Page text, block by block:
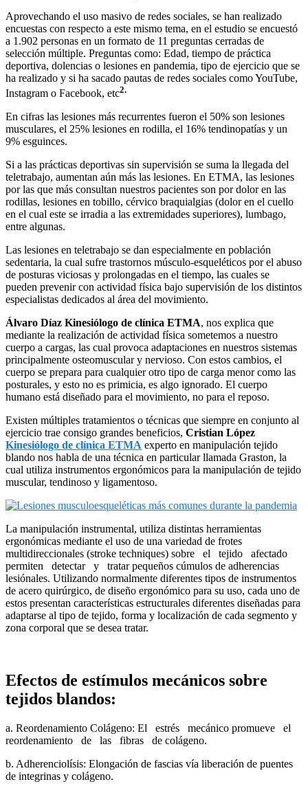
Aprovechando el uso masivo de redes sociales, se han realizado
encuestas con respecto a este mismo tema, en el estudio se encuestó
a 1.902 personas en un formato de 11 preguntas cerradas de
selección múltiple. Preguntas como: Edad, tiempo de práctica
deportiva, dolencias o lesiones en pandemia, tipo de ejercicio que se
ha realizado y si ha sacado pautas de redes sociales como YouTube,
Instagram o Facebook, etc2.
En cifras las lesiones más recurrentes fueron el 50% son lesiones
musculares, el 25% lesiones en rodilla, el 16% tendinopatías y un
9% esguinces.
Si a las prácticas deportivas sin supervisión se suma la llegada del
teletrabajo, aumentan aún más las lesiones. En ETMA, las lesiones
por las que más consultan nuestros pacientes son por dolor en las
rodillas, lesiones en tobillo, cérvico braquialgias (dolor en el cuello
en el cual este se irradia a las extremidades superiores), lumbago,
entre algunas.
Las lesiones en teletrabajo se dan especialmente en población
sedentaria, la cual sufre trastornos músculo-esqueléticos por el abuso
de posturas viciosas y prolongadas en el tiempo, las cuales se
pueden prevenir con actividad física bajo supervisión de los distintos
especialistas dedicados al área del movimiento.
Álvaro Díaz Kinesiólogo de clínica ETMA, nos explica que
mediante la realización de actividad física sometemos a nuestro
cuerpo a cargas, las cual provoca adaptaciones en nuestros sistemas
principalmente osteomuscular y nervioso. Con estos cambios, el
cuerpo se prepara para cualquier otro tipo de carga menor como las
posturales, y esto no es primicia, es algo ignorado. El cuerpo
humano está diseñado para el movimiento, no para el reposo.
Existen múltiples tratamientos o técnicas que siempre en conjunto al
ejercicio trae consigo grandes beneficios, Cristian López
Kinesiólogo de clínica ETMA experto en manipulación tejido
blando nos habla de una técnica en particular llamada Graston, la
cual utiliza instrumentos ergonómicos para la manipulación de tejido
muscular, tendinoso y ligamentoso.
La manipulación instrumental, utiliza distintas herramientas
ergonómicas mediante el uso de una variedad de frotes
multidireccionales (stroke techniques) sobre el tejido afectado
permiten detectar y tratar pequeños cúmulos de adherencias
lesiónales. Utilizando normalmente diferentes tipos de instrumentos
de acero quirúrgico, de diseño ergonómico para su uso, cada uno de
estos presentan características estructurales diferentes diseñadas para
adaptarse al tipo de tejido, forma y localización de cada segmento y
zona corporal que se desea tratar.
Efectos de estímulos mecánicos sobre
tejidos blandos:
a. Reordenamiento Colágeno: El estrés mecánico promueve el
reordenamiento de las fibras de colágeno.
b. Adherenciolísis: Elongación de fascias vía liberación de puentes
de integrinas y colágeno.